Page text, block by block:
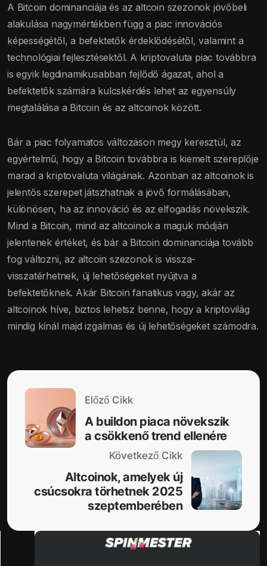
A Bitcoin dominanciája és az altcoin szezonok jövőbeli
alakulása nagymértékben függ a piac innovációs
képességétől, a befektetők érdeklődésétől, valamint a
technológiai fejlesztésektől. A kriptovaluta piac továbbra
is egyik legdinamikusabban fejlődő ágazat, ahol a
befektetők számára kulcskérdés lehet az egyensúly
megtalálása a Bitcoin és az altcoinok között.
Bár a piac folyamatos változáson megy keresztül, az
egyértelmű, hogy a Bitcoin továbbra is kiemelt szereplője
marad a kriptovaluta világának. Azonban az altcoinok is
jelentős szerepet játszhatnak a jövő formálásában,
különösen, ha az innováció és az elfogadás növekszik.
Mind a Bitcoin, mind az altcoinok a maguk módján
jelentenek értéket, és bár a Bitcoin dominanciája tovább
fog változni, az altcoin szezonok is vissza-
visszatérhetnek, új lehetőségeket nyújtva a
befektetőknek. Akár Bitcoin fanatikus vagy, akár az
altcoinok híve, biztos lehetsz benne, hogy a kriptovilág
mindig kínál majd izgalmas és új lehetőségeket számodra.
Előző Cikk
A buildon piaca növekszik
a csökkenő trend ellenére
Következő Cikk
Altcoinok, amelyek új
csúcsokra törhetnek 2025
szeptemberében